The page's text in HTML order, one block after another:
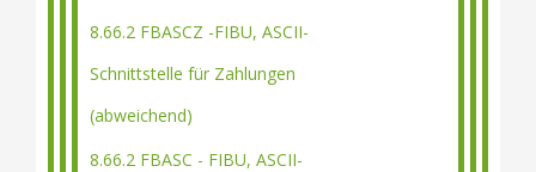
8.66.2 FBASCZ -FIBU, ASCII-
Schnittstelle für Zahlungen
(abweichend)
8.66.2 FBASC - FIBU, ASCII-